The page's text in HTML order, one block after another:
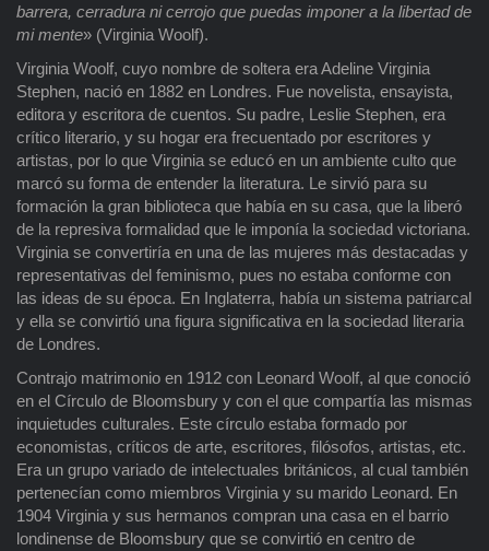
barrera, cerradura ni cerrojo que puedas imponer a la libertad de
mi mente» (Virginia Woolf).
Virginia Woolf, cuyo nombre de soltera era Adeline Virginia
Stephen, nació en 1882 en Londres. Fue novelista, ensayista,
editora y escritora de cuentos. Su padre, Leslie Stephen, era
crítico literario, y su hogar era frecuentado por escritores y
artistas, por lo que Virginia se educó en un ambiente culto que
marcó su forma de entender la literatura. Le sirvió para su
formación la gran biblioteca que había en su casa, que la liberó
de la represiva formalidad que le imponía la sociedad victoriana.
Virginia se convertiría en una de las mujeres más destacadas y
representativas del feminismo, pues no estaba conforme con
las ideas de su época. En Inglaterra, había un sistema patriarcal
y ella se convirtió una figura significativa en la sociedad literaria
de Londres.
Contrajo matrimonio en 1912 con Leonard Woolf, al que conoció
en el Círculo de Bloomsbury y con el que compartía las mismas
inquietudes culturales. Este círculo estaba formado por
economistas, críticos de arte, escritores, filósofos, artistas, etc.
Era un grupo variado de intelectuales británicos, al cual también
pertenecían como miembros Virginia y su marido Leonard. En
1904 Virginia y sus hermanos compran una casa en el barrio
londinense de Bloomsbury que se convirtió en centro de